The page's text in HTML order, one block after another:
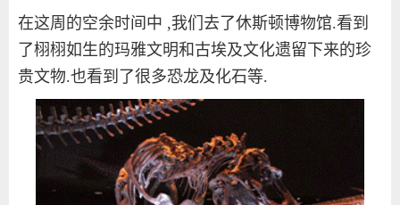
在这周的空余时间中 ,我们去了休斯顿博物馆.看到
了栩栩如生的玛雅文明和古埃及文化遗留下来的珍
贵文物.也看到了很多恐龙及化石等.